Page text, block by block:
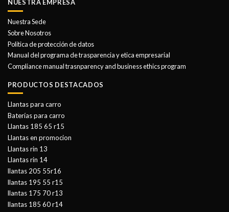
NUESTRA EMPRESA
Nuestra Sede
Sobre Nosotros
Politica de protección de datos
Manual del programa de trasparencia y etica empresarial
Compliance manual trasnparency and business ethics program
PRODUCTOS DESTACADOS
Llantas para carro
Baterías para carro
Llantas 185 65 r15
Llantas en promocion
Llantas rin 13
Llantas rin 14
llantas 205 55r16
llantas 195 55 r15
llantas 175 70 r13
llantas 185 60 r14